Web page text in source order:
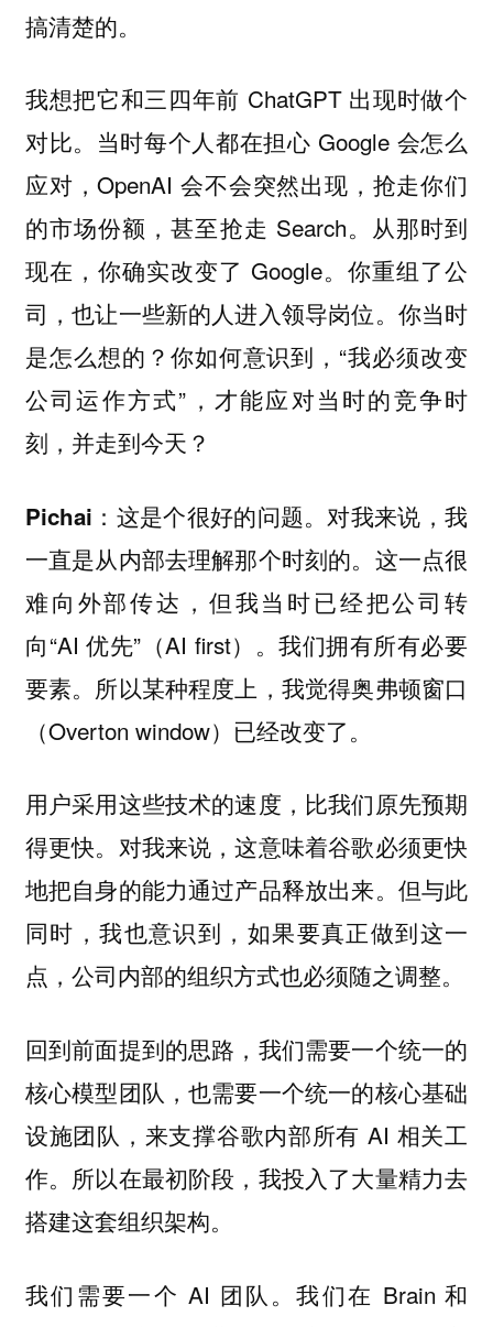
搞清楚的。
我想把它和三四年前 ChatGPT 出现时做个
对比。当时每个人都在担心 Google 会怎么
应对，OpenAI 会不会突然出现，抢走你们
的市场份额，甚至抢走 Search。从那时到
现在，你确实改变了 Google。你重组了公
司，也让一些新的人进入领导岗位。你当时
是怎么想的？你如何意识到，“我必须改变
公司运作方式”，才能应对当时的竞争时
刻，并走到今天？
Pichai ：这是个很好的问题。对我来说，我
一直是从内部去理解那个时刻的。这一点很
难向外部传达，但我当时已经把公司转
向“AI 优先”（AI first）。我们拥有所有必要
要素。所以某种程度上，我觉得奥弗顿窗口
（Overton window）已经改变了。
用户采用这些技术的速度，比我们原先预期
得更快。对我来说，这意味着谷歌必须更快
地把自身的能力通过产品释放出来。但与此
同时，我也意识到，如果要真正做到这一
点，公司内部的组织方式也必须随之调整。
回到前面提到的思路，我们需要一个统一的
核心模型团队，也需要一个统一的核心基础
设施团队，来支撑谷歌内部所有 AI 相关工
作。所以在最初阶段，我投入了大量精力去
搭建这套组织架构。
我们需要一个 AI 团队。我们在 Brain 和